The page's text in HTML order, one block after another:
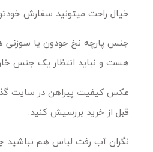
خیال راحت میتونید سفارش
جنس پارچه نخ جودون یا سوزنی
هست و نباید انتظار یک جنس
عکس کیفیت پیراهن در سایت
قبل از خرید بررسیش کنید.
نگران آب رفت لباس هم